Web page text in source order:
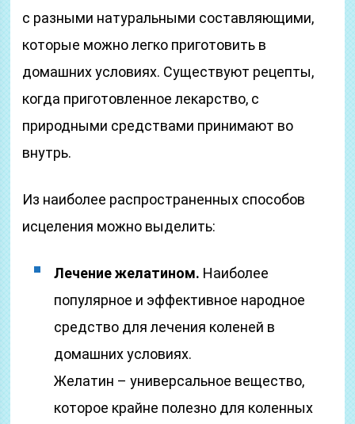
с разными натуральными составляющими,
которые можно легко приготовить в
домашних условиях. Существуют рецепты,
когда приготовленное лекарство, с
природными средствами принимают во
внутрь.
Из наиболее распространенных способов
исцеления можно выделить:
Лечение желатином. Наиболее
популярное и эффективное народное
средство для лечения коленей в
домашних условиях.
Желатин – универсальное вещество,
которое крайне полезно для коленных